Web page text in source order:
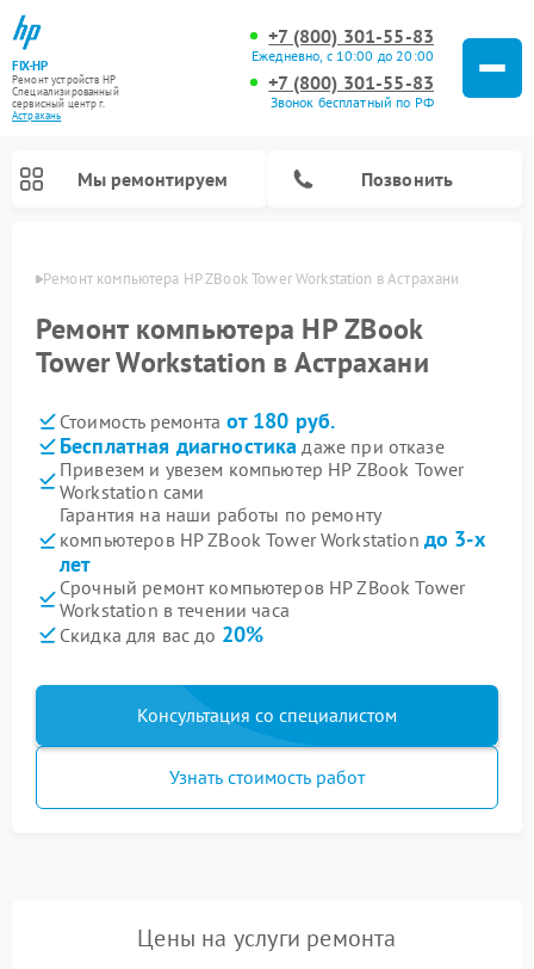
FIX-HP
Ремонт устройств HP
Специализированный
cервисный центр г.
Астрахань
+7 (800) 301-55-83
Ежедневно, с 10:00 до 20:00
+7 (800) 301-55-83
Звонок бесплатный по РФ
Мы ремонтируем Позвонить
Ремонт компьютера HP ZBook Tower Workstation в Астрахани
Ремонт компьютера HP ZBook
Tower Workstation в Астрахани
Стоимость ремонта от 180 руб.
Бесплатная диагностика даже при отказе
Привезем и увезем компьютер HP ZBook Tower
Workstation сами
Гарантия на наши работы по ремонту
компьютеров HP ZBook Tower Workstation до 3-х
лет
Срочный ремонт компьютеров HP ZBook Tower
Workstation в течении часа
Скидка для вас до 20%
Консультация со специалистом
Узнать стоимость работ
Цены на услуги ремонта